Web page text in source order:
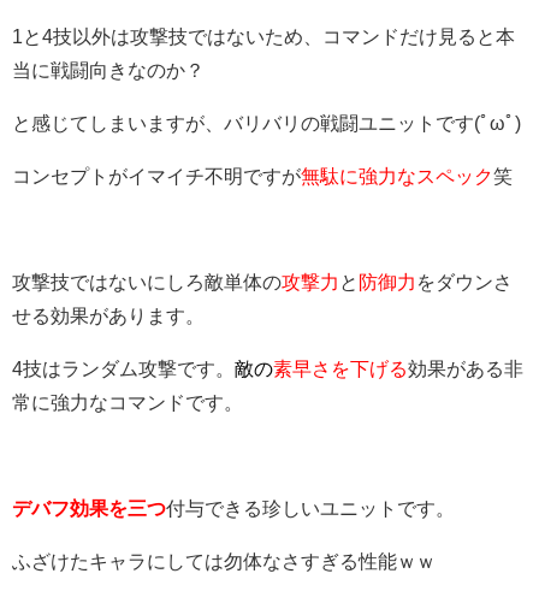
1と4技以外は攻撃技ではないため、コマンドだけ見ると本
当に戦闘向きなのか？
と感じてしまいますが、バリバリの戦闘ユニットです(ﾟωﾟ)
コンセプトがイマイチ不明ですが無駄に強力なスペック笑
攻撃技ではないにしろ敵単体の攻撃力 と 防御力 をダウンさ
せる効果があります。
4技はランダム攻撃です。 敵の素早さを下げる効果がある非
常に強力なコマンドです。
デバフ効果を三つ付与できる珍しいユニットです。
ふざけたキャラにしては勿体なさすぎる性能ｗｗ